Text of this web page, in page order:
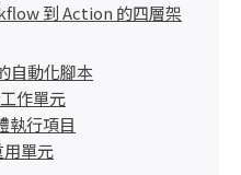
到 Action 的四層架
自動化腳本
作單元
執行項目
單元